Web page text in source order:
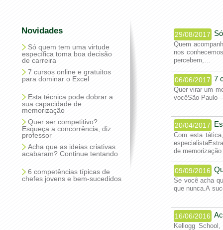
Novidades
Só quem tem uma virtude
específica toma boa decisão
de carreira
7 cursos online e gratuitos
para dominar o Excel
Esta técnica pode dobrar a
sua capacidade de
memorização
Quer ser competitivo?
Esqueça a concorrência, diz
professor
Acha que as ideias criativas
acabaram? Continue tentando
6 competências típicas de
chefes jovens e bem-sucedidos
29/08/2017
Quem
nos
percebem,…
06/06/2017 7
Quer virar um
vocêSão Paulo
20/04/2017
Com esta
de
09/09/2016
Se você acha
que nunca.A
16/06/2016
Kellogg